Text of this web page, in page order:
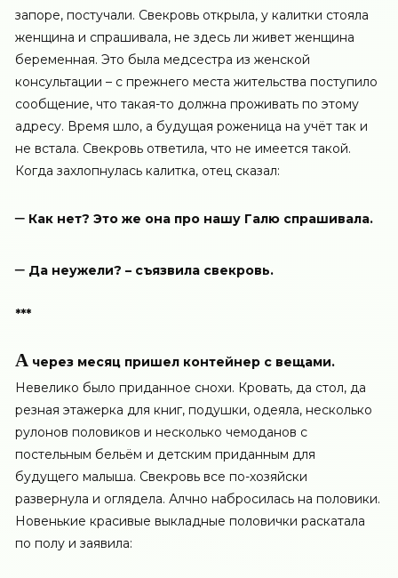
запоре, постучали. Свекровь открыла, у калитки стояла
женщина и спрашивала, не здесь ли живет женщина
беременная. Это была медсестра из женской
консультации – с прежнего места жительства поступило
сообщение, что такая-то должна проживать по этому
адресу. Время шло, а будущая роженица на учёт так и
не встала. Свекровь ответила, что не имеется такой.
Когда захлопнулась калитка, отец сказал:
– Как нет? Это же она про нашу Галю спрашивала.
– Да неужели? – съязвила свекровь.
***
А через месяц пришел контейнер с вещами.
Невелико было приданное снохи. Кровать, да стол, да
резная этажерка для книг, подушки, одеяла, несколько
рулонов половиков и несколько чемоданов с
постельным бельём и детским приданным для
будущего малыша. Свекровь все по-хозяйски
развернула и оглядела. Алчно набросилась на половики.
Новенькие красивые выкладные половички раскатала
по полу и заявила: